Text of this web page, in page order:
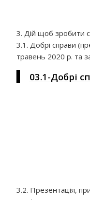
3. Дій щоб зробити
3.1. Добрі справи
травень 2020 р. та
03.1-Добрі
3.2. Презентація,